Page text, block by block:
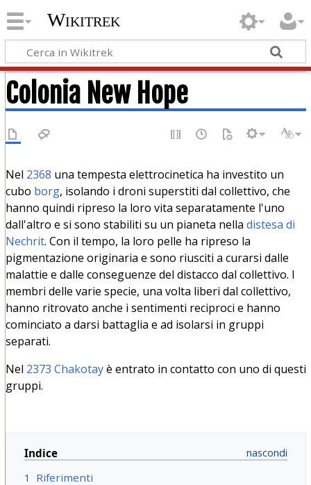
Wikitrek
Colonia New Hope
Nel 2368 una tempesta elettrocinetica ha investito un
cubo borg, isolando i droni superstiti dal collettivo, che
hanno quindi ripreso la loro vita separatamente l'uno
dall'altro e si sono stabiliti su un pianeta nella distesa di
Nechrit. Con il tempo, la loro pelle ha ripreso la
pigmentazione originaria e sono riusciti a curarsi dalle
malattie e dalle conseguenze del distacco dal collettivo. I
membri delle varie specie, una volta liberi dal collettivo,
hanno ritrovato anche i sentimenti reciproci e hanno
cominciato a darsi battaglia e ad isolarsi in gruppi
separati.
Nel 2373 Chakotayè entrato in contatto con uno di questi
gruppi.
Indice
1
Riferimenti